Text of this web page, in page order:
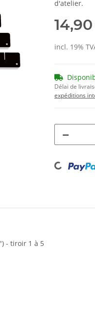
d'atelier.
incl. 19%
Délai de
expéditions
Loading...
- tiroir 1 à 5